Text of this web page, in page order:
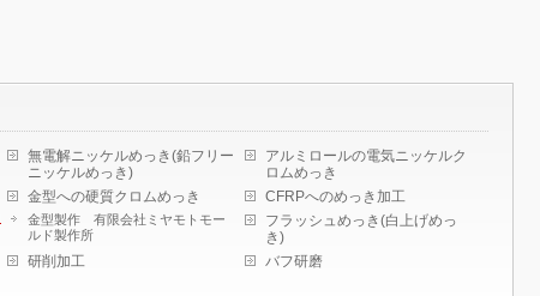
無電解ニッケルめっき(鉛フリー
ニッケルめっき)
アルミロールの電気ニッケルク
ロムめっき
金型への硬質クロムめっき
金型製作 有限会社ミヤモトモー
ルド製作所
CFRPへのめっき加工
フラッシュめっき(白上げめっ
き)
研削加工
バフ研磨